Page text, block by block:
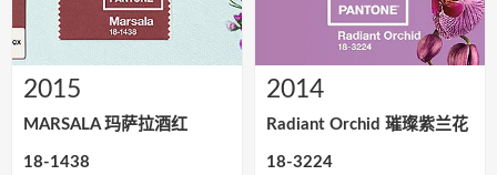
2015
MARSALA 玛萨拉酒红
18-1438
2014
Radiant Orchid 璀璨紫兰花
18-3224